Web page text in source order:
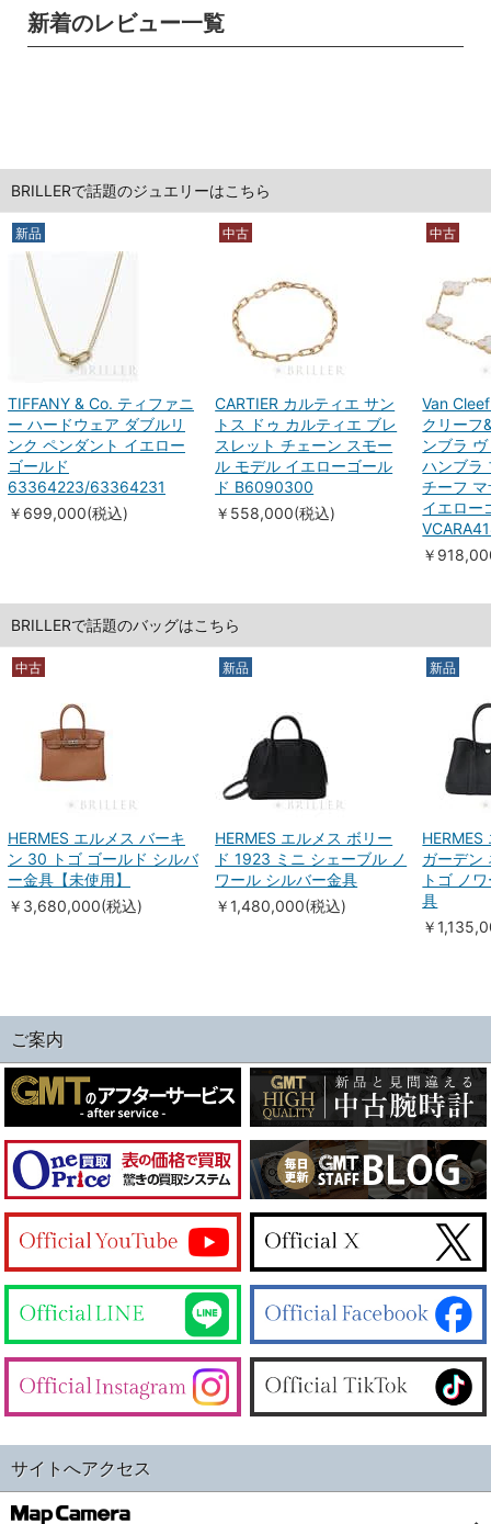
新着のレビュー一覧
BRILLERで話題のジュエリーはこちら
新品
TIFFANY & Co. ティファニ
ー ハードウェア ダブルリ
ンク ペンダント イエロー
ゴールド
63364223/63364231
￥699,000(税込)
中古
CARTIER カルティエ サン
トス ドゥ カルティエ ブレ
スレット チェーン スモー
ル モデル イエローゴール
ド B6090300
￥558,000(税込)
中古
Van
クリーフ
ンブラ
ハンブラ
チーフ
イエロー
￥
BRILLERで話題のバッグはこちら
中古
HERMES エルメス バーキ
ン 30 トゴ ゴールド シルバ
ー金具【未使用】
￥3,680,000(税込)
新品
HERMES エルメス ボリー
ド 1923 ミニ シェーブル ノ
ワール シルバー金具
￥1,480,000(税込)
新品
ガーデン
トゴ ノ
具
￥
ご案内
サイトへアクセス